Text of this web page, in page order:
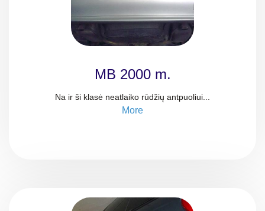
MB 2000 m.
Na ir ši klasė neatlaiko rūdžių antpuoliui...
More